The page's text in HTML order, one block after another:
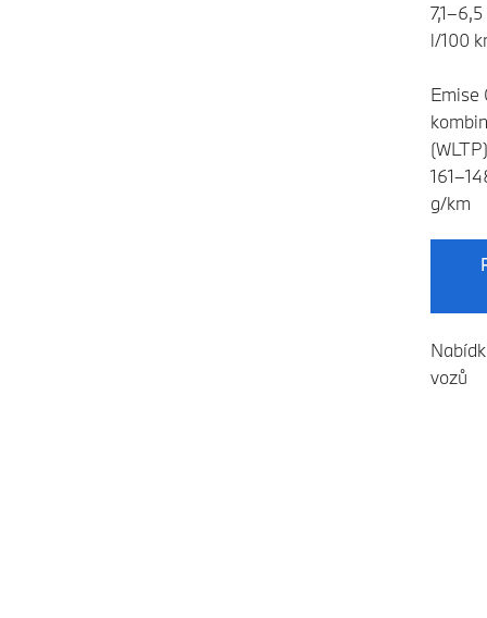
7,1–6,5
l/100
Emise
g/km
vozů